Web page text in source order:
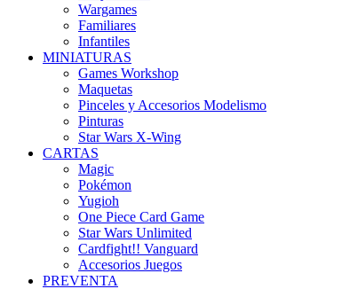
Wargames
Familiares
Infantiles
MINIATURAS
Games Workshop
Maquetas
Pinceles y Accesorios Modelismo
Pinturas
Star Wars X-Wing
CARTAS
Magic
Pokémon
Yugioh
One Piece Card Game
Star Wars Unlimited
Cardfight!! Vanguard
Accesorios Juegos
PREVENTA